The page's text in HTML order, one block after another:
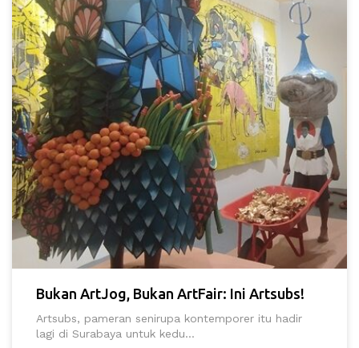
Bukan ArtJog, Bukan ArtFair: Ini Artsubs!
Artsubs, pameran senirupa kontemporer itu hadir
lagi di Surabaya untuk kedu...